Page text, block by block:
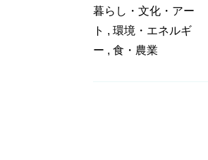
暮らし・文化・アー
ト , 環境・エネルギ
ー , 食・農業